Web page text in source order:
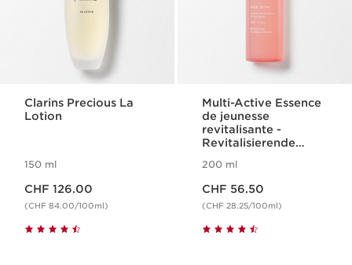
Clarins Precious La
Lotion
150 ml
CHF 126.00
(CHF 84.00/100ml)
Multi-Active Essence
de jeunesse
revitalisante -
Revitalisierende
Essenz
200 ml
CHF 56.50
(CHF 28.25/100ml)